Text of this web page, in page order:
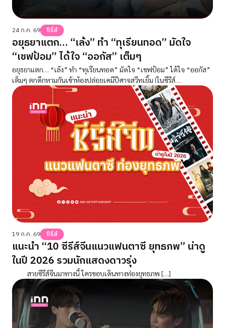
24 ก.ค. 69 ซีรี่ส์
อยุธยาแตก… “เล้ง” ทำ “ทุเรียนทอด” มัดใจ
“เชฟป้อม” ได้ใจ “ออกัส” เต็มๆ
อยุธยาแตก… “เล้ง” ทำ “ทุเรียนทอด” มัดใจ “เชฟป้อม” ได้ใจ “ออกัส”
เต็มๆ ตกดึกหามกันเข้าห้องปล่อยเคมีปีศาจสวีทเยิ้ม !ในซีรีส์
“บุพเพสันนิวาส” คืน 28 ก.ค.นี้
19 ก.ค. 69 ซีรี่ส์
แนะนำ “10 ซีรีส์จีนแนวแฟนตาซี ยุทธภพ” น่าดู
ในปี 2026 รวมนักแสดงดาวรุ่ง
สายซีรีส์จีนมาทางนี้ ใครชอบเดินทางท่องยุทธภพ […]